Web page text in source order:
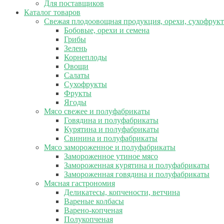
Для поставщиков
Каталог товаров
Свежая плодоовощная продукция, орехи,
Бобовые, орехи и семена
Грибы
Зелень
Корнеплоды
Овощи
Салаты
Сухофрукты
Фрукты
Ягоды
Мясо свежее и полуфабрикаты
Говядина и полуфабрикаты
Курятина и полуфабрикаты
Свинина и полуфабрикаты
Мясо замороженное и полуфабрикаты
Замороженное утиное мясо
Замороженная курятина и полуфабрикаты
Замороженная говядина и полуфабрикаты
Мясная гастрономия
Деликатесы, копчености, ветчина
Вареные колбасы
Варено-копченая
Полукопченая